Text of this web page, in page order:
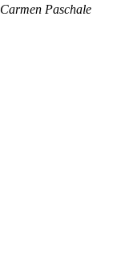
Carmen Paschale